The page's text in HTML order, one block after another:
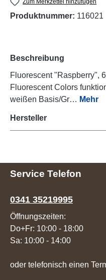
Produktnummer: 116021
Beschreibung
Fluorescent "Raspberry",
Fluorescent Colors
weißen Basis/Gr… Mehr
Hersteller
Service Telefon
0341 35219995
Öffnungszeiten:
Do+Fr: 10:00 - 18:00
Sa: 10:00 - 14:00
oder telefonisch einen